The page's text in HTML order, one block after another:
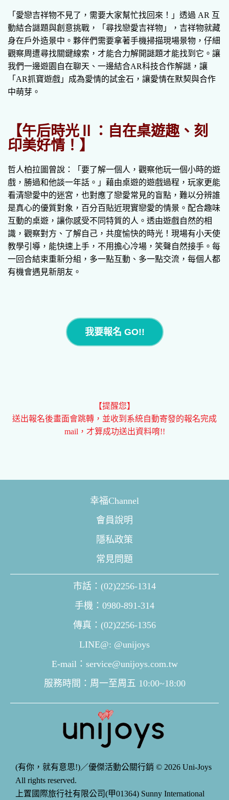
「愛戀吉祥物不見了，需要大家幫忙找回來！」透過 AR 互
動結合謎題與創意挑戰，「尋找戀愛吉祥物」，吉祥物就藏
身在戶外造景中。夥伴們需要拿著手機掃描現場景物，仔細
觀察周遭尋找關鍵線索，才能合力解開謎題才能找到它。讓
我們一邊遊園自在聊天、一邊結合AR科技合作解謎，讓
「AR抓寶遊戲」成為愛情的試金石，讓愛情在默契與合作
中萌芽。
【午后時光Ⅱ：自在桌遊趣、刻
印美好情！】
哲人柏拉圖曾說：「要了解一個人，觀察他玩一個小時的遊
戲，勝過和他談一年話。」藉由桌遊的遊戲過程，玩家更能
看清戀愛中的迷宮，也對應了戀愛常見的盲點，難以分辨誰
是真心的優質對象，百分百貼近現實戀愛的情景。配合趣味
互動的桌遊，讓你感受不同特質的人。透由遊戲自然的相
識，觀察對方、了解自己，共度愉快的時光！現場有小天使
教學引導，能快速上手，不用擔心冷場，笑聲自然接手。每
一回合結束重新分組，多一點互動、多一點交流，每個人都
有機會遇見新朋友。
我要報名 GO!!
【提醒您】
送出報名後畫面會跳轉，並收到系統自動寄發的報名完成
mail，才算成功送出資料唷!!
幸福Channel
會員說明
隱私政策
常見問題
市話：(02)2256-1314
手機：0980-891-314
傳真：(02)2256-1356
LINE@: @unijoys
E-mail：service@unijoys.com.tw
服務時間：周一至周五 10:00~18:00
(有你，就有意思!)／優傑活動公關行銷 © 2026 Uni-Joys
All rights reserved.
上置國際旅行社有限公司(甲01364) Sunny International